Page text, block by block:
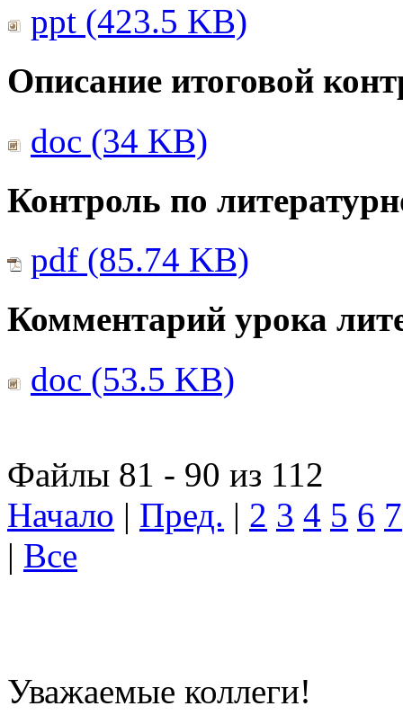
ppt (423.5 KB)
Описание итоговой
doc (34 KB)
Контроль по
pdf (85.74 KB)
Комментарий урока
doc (53.5 KB)
Файлы 81 - 90 из 112
Начало | Пред. | 2 3 4 5 6 7
| Все
Уважаемые коллеги!